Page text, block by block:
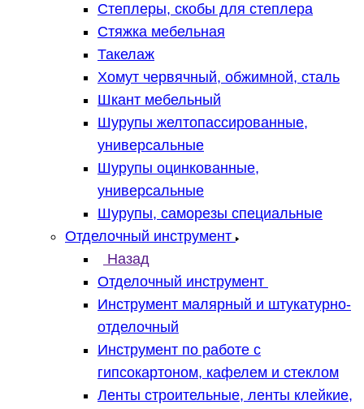
Степлеры, скобы для степлера
Стяжка мебельная
Такелаж
Хомут червячный, обжимной, сталь
Шкант мебельный
Шурупы желтопассированные,
универсальные
Шурупы оцинкованные,
универсальные
Шурупы, саморезы специальные
Отделочный инструмент
Назад
Отделочный инструмент
Инструмент малярный и штукатурно-
отделочный
Инструмент по работе с
гипсокартоном, кафелем и стеклом
Ленты строительные, ленты клейкие,